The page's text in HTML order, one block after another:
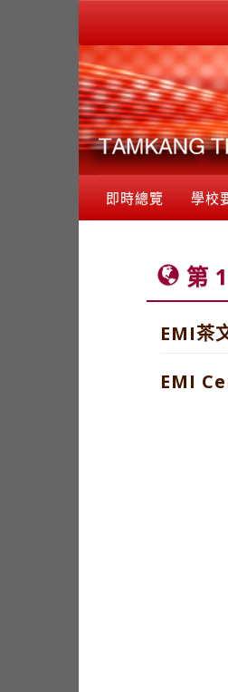
即時總覽 學校
第
EMI茶
EMI